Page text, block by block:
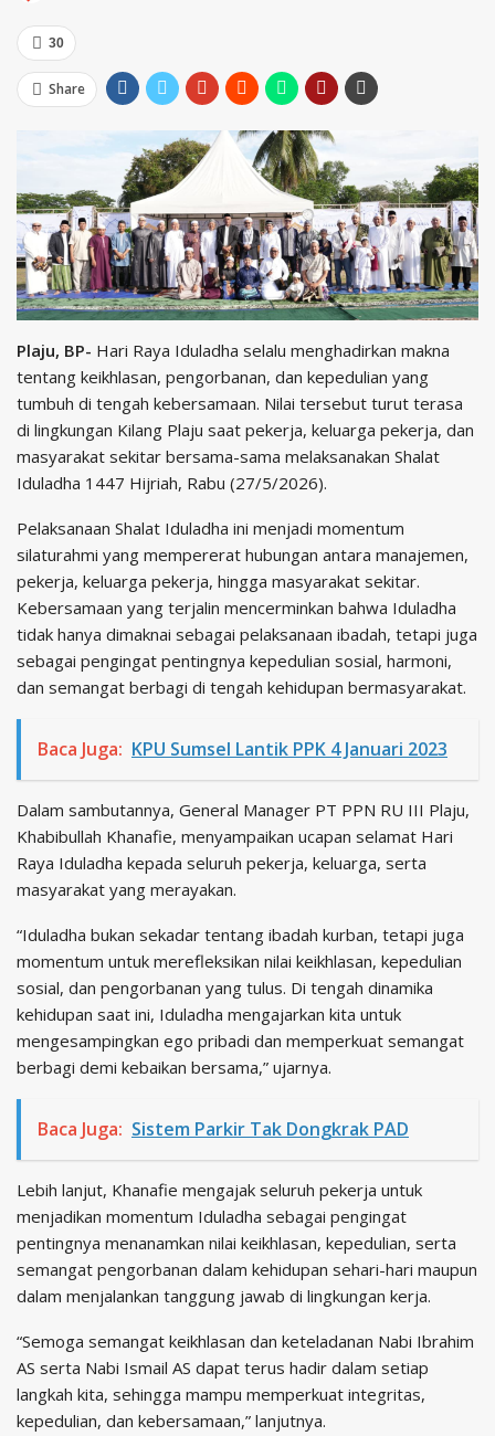
30
Share
Plaju, BP- Hari Raya Iduladha selalu menghadirkan makna
tentang keikhlasan, pengorbanan, dan kepedulian yang
tumbuh di tengah kebersamaan. Nilai tersebut turut terasa
di lingkungan Kilang Plaju saat pekerja, keluarga pekerja, dan
masyarakat sekitar bersama-sama melaksanakan Shalat
Iduladha 1447 Hijriah, Rabu (27/5/2026).
Pelaksanaan Shalat Iduladha ini menjadi momentum
silaturahmi yang mempererat hubungan antara manajemen,
pekerja, keluarga pekerja, hingga masyarakat sekitar.
Kebersamaan yang terjalin mencerminkan bahwa Iduladha
tidak hanya dimaknai sebagai pelaksanaan ibadah, tetapi juga
sebagai pengingat pentingnya kepedulian sosial, harmoni,
dan semangat berbagi di tengah kehidupan bermasyarakat.
Baca Juga: KPU Sumsel Lantik PPK 4 Januari 2023
Dalam sambutannya, General Manager PT PPN RU III Plaju,
Khabibullah Khanafie, menyampaikan ucapan selamat Hari
Raya Iduladha kepada seluruh pekerja, keluarga, serta
masyarakat yang merayakan.
“Iduladha bukan sekadar tentang ibadah kurban, tetapi juga
momentum untuk merefleksikan nilai keikhlasan, kepedulian
sosial, dan pengorbanan yang tulus. Di tengah dinamika
kehidupan saat ini, Iduladha mengajarkan kita untuk
mengesampingkan ego pribadi dan memperkuat semangat
berbagi demi kebaikan bersama,” ujarnya.
Baca Juga: Sistem Parkir Tak Dongkrak PAD
Lebih lanjut, Khanafie mengajak seluruh pekerja untuk
menjadikan momentum Iduladha sebagai pengingat
pentingnya menanamkan nilai keikhlasan, kepedulian, serta
semangat pengorbanan dalam kehidupan sehari-hari maupun
dalam menjalankan tanggung jawab di lingkungan kerja.
“Semoga semangat keikhlasan dan keteladanan Nabi Ibrahim
AS serta Nabi Ismail AS dapat terus hadir dalam setiap
langkah kita, sehingga mampu memperkuat integritas,
kepedulian, dan kebersamaan,” lanjutnya.